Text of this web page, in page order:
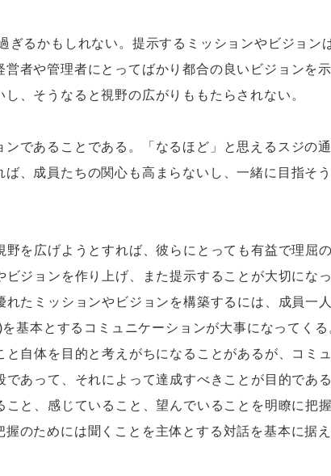
るかもしれない。提示するミッションやビジョン
者や管理者にとってばかり都合の良いビジョンを
、そうなると視野の広がりももたらされない。
であることである。「なるほど」と思えるスジの
、成員たちの関心も高まらないし、一緒に目指そ
を広げようとすれば、彼らにとっても有益で理屈
ビジョンを作り上げ、また提示することが大切にな
れたミッションやビジョンを構築するには、成員一
基本とするコミュニケーションが大事になってく
と自体を目的と考えがちになることがあるが、コミ
であって、それによって達成すべきことが目的であ
こと、感じていること、望んでいることを明瞭に把
のためには聞くことを主体とする対話を基本に据